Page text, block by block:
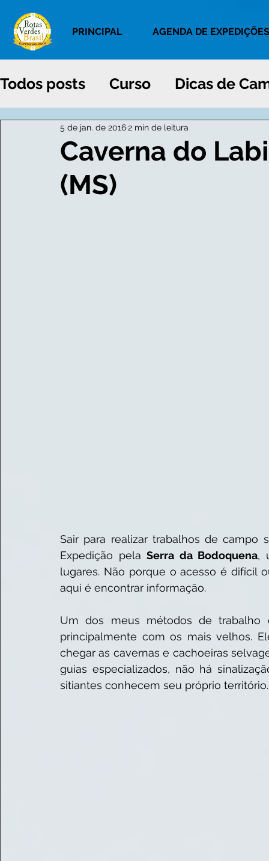
PRINCIPAL AGENDA DE EXPEDIÇÕES
Todos posts Curso Dicas de
Caverna do
(MS)
5 de jan. de 20162 min de leitura
Sair para realizar trabalhos de campo
Expedição pela Serra da Bodoquena,
lugares. Não porque o acesso é difícil
aqui é encontrar informação.
Um dos meus métodos de trabalho
principalmente com os mais velhos.
chegar as cavernas e cachoeiras
guias especializados, não há
sitiantes conhecem seu próprio